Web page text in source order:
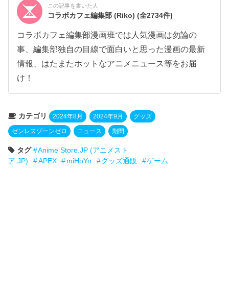
この記事を書いた人
コラボカフェ編集部 (Riko)(全2734件)
コラボカフェ編集部漫画班では人気漫画は勿論の
事、編集部独自の目線で面白いと思った漫画の最新
情報、はたまたホットなアニメニュース等をお届
け！
カテゴリ 2024年8月 2024年9月 グッズ
ゼンレスゾーンゼロ ニュース 期間
タグ
Anime Store.JP (アニメスト
ア.JP)
APEX miHoYo グッズ通販 ゲーム